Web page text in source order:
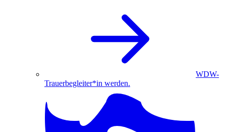
WDW-
Trauerbegleiter*in werden.